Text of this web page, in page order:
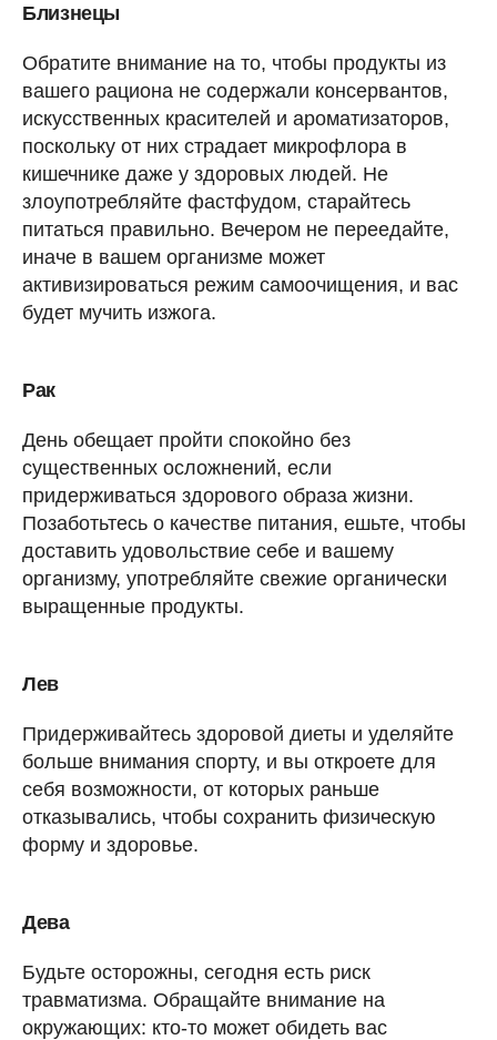
Близнецы
Обратите внимание на то, чтобы продукты из
вашего рациона не содержали консервантов,
искусственных красителей и ароматизаторов,
поскольку от них страдает микрофлора в
кишечнике даже у здоровых людей. Не
злоупотребляйте фастфудом, старайтесь
питаться правильно. Вечером не переедайте,
иначе в вашем организме может
активизироваться режим самоочищения, и вас
будет мучить изжога.
Рак
День обещает пройти спокойно без
существенных осложнений, если
придерживаться здорового образа жизни.
Позаботьтесь о качестве питания, ешьте, чтобы
доставить удовольствие себе и вашему
организму, употребляйте свежие органически
выращенные продукты.
Лев
Придерживайтесь здоровой диеты и уделяйте
больше внимания спорту, и вы откроете для
себя возможности, от которых раньше
отказывались, чтобы сохранить физическую
форму и здоровье.
Дева
Будьте осторожны, сегодня есть риск
травматизма. Обращайте внимание на
окружающих: кто-то может обидеть вас